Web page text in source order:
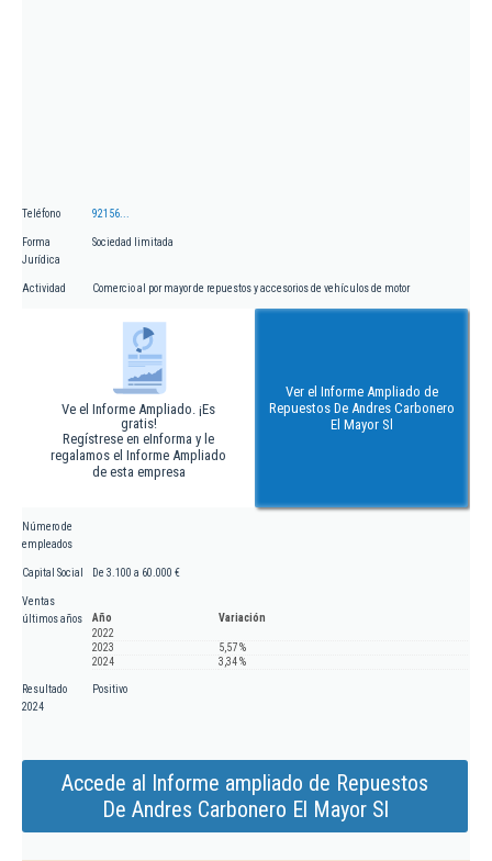
Teléfono 92156...
Forma
Jurídica
Sociedad limitada
Actividad Comercio al por mayor de repuestos y accesorios de vehículos de motor
Ve el Informe Ampliado. ¡Es
gratis!
Regístrese en eInforma y le
regalamos el Informe Ampliado
de esta empresa
Ver el Informe Ampliado de
Repuestos De Andres Carbonero
El Mayor Sl
Número de
empleados
Capital Social De 3.100 a 60.000 €
Ventas
últimos años
Año
Variación
2022
2023
5,57 %
2024
3,34 %
Resultado
2024
Positivo
Accede al Informe ampliado de Repuestos
De Andres Carbonero El Mayor Sl